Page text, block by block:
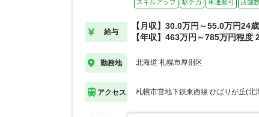
スキルアップ
駅チカ 車通勤可 店舗
給与
【月収】30.0万円～55.0万円24
【年収】463万円～785万円程度
勤務地 北海道 札幌市厚別区
アクセス 札幌市営地下鉄東西線 ひばりが丘(北